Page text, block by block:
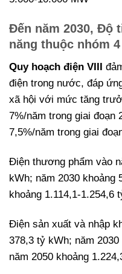
Đến năm 2030, Độ
năng thuộc nhóm
Quy hoạch điện VIII
điện trong nước, đáp
xã hội với mức tăng
7%/năm trong giai đoạn
7,5%/năm trong giai
Điện thương phẩm vào
kWh; năm 2030 khoảng
khoảng 1.114,1-1.254,6
Điện sản xuất và nhập
378,3 tỷ kWh; năm
năm 2050 khoảng